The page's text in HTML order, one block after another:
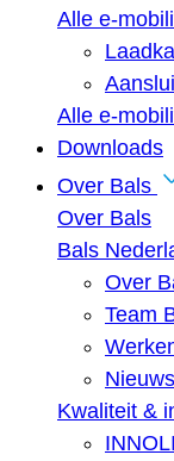
Alle e-
Alle e-
Downloads
Over Bals
Over Bals
Bals
Over
Team
Nieuws
Kwaliteit &